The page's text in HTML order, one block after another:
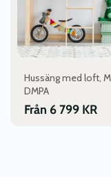
Hussäng med loft,
DMPA
Från 6 799 KR
olika
alternativen
kan
produktsidan